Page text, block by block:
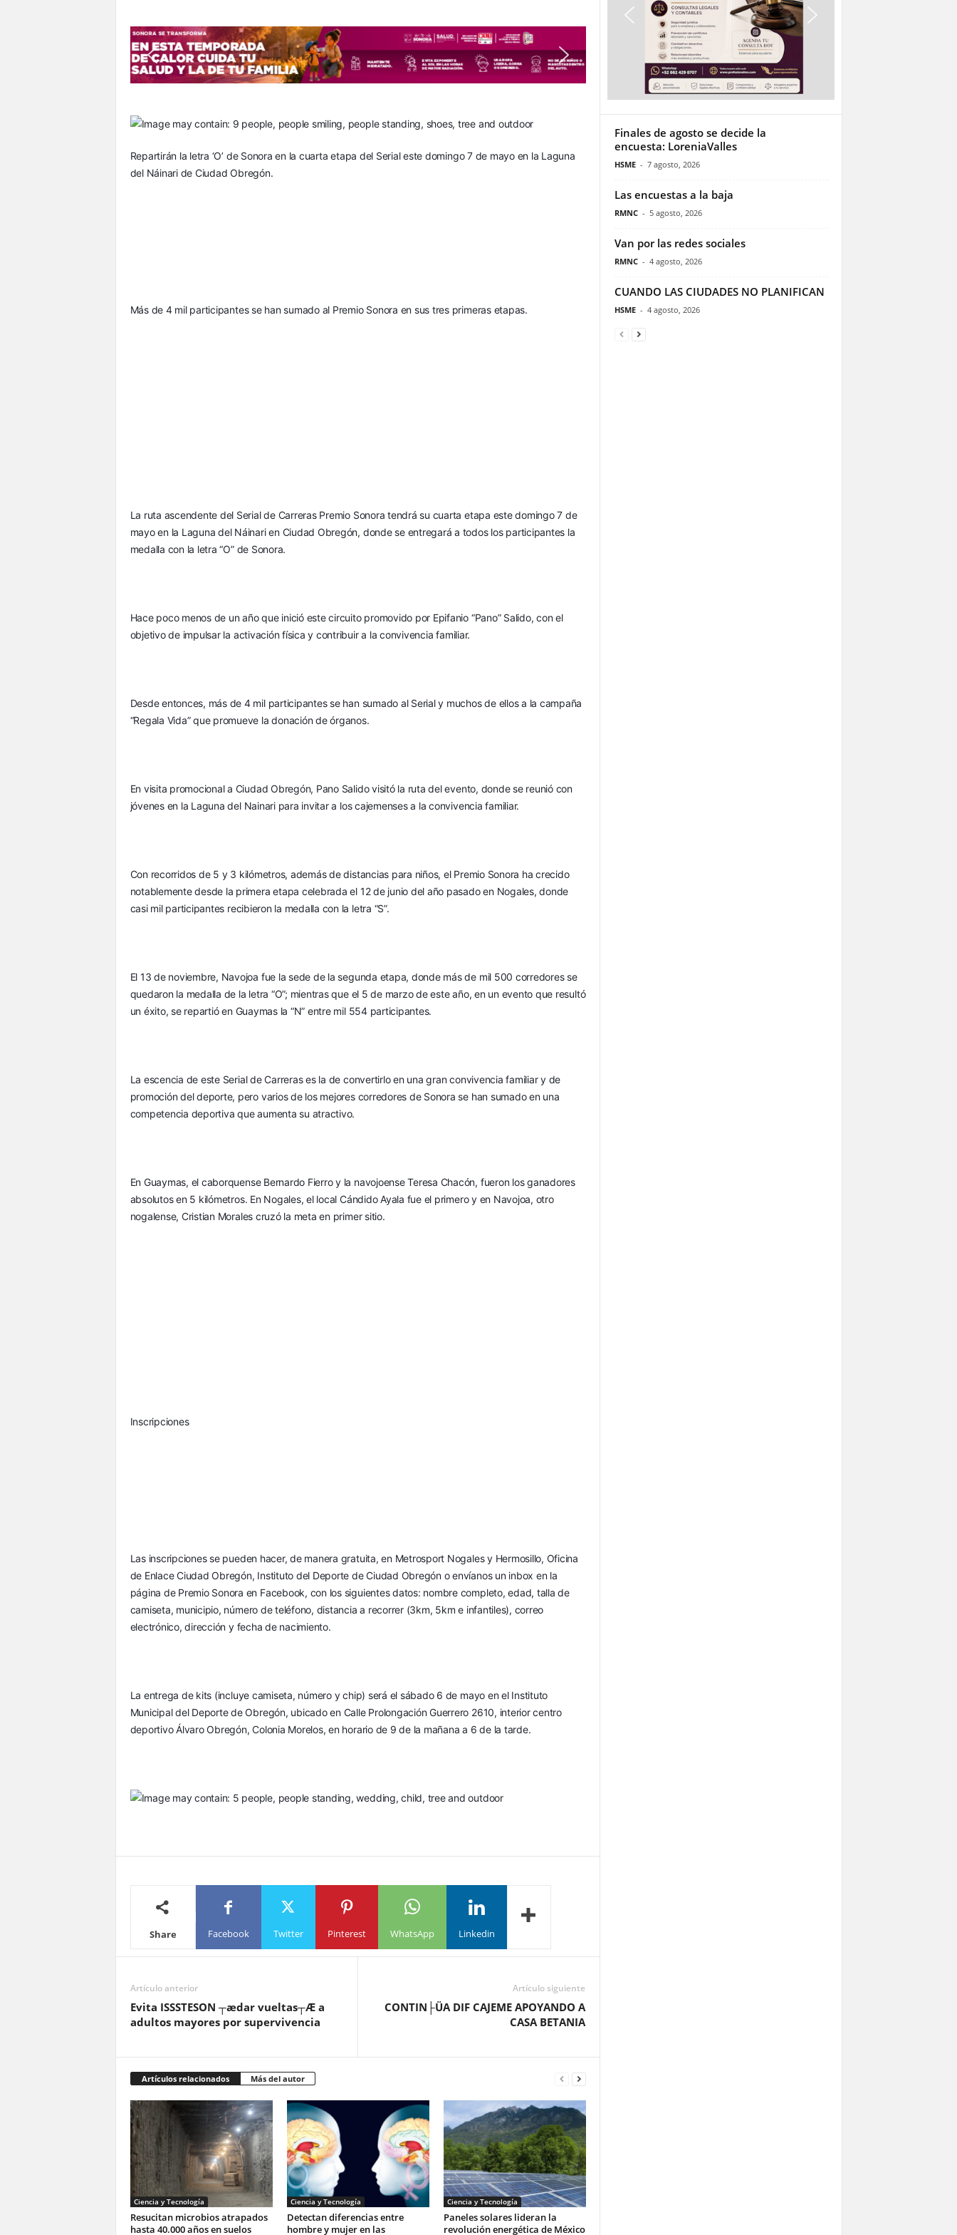
Repartirán la letra ‘O’ de Sonora en la cuarta etapa del Serial este domingo 7 de mayo en la Laguna
del Náinari de Ciudad Obregón.
Más de 4 mil participantes se han sumado al Premio Sonora en sus tres primeras etapas.
La ruta ascendente del Serial de Carreras Premio Sonora tendrá su cuarta etapa este domingo 7 de
mayo en la Laguna del Náinari en Ciudad Obregón, donde se entregará a todos los participantes la
medalla con la letra “O” de Sonora.
Hace poco menos de un año que inició este circuito promovido por Epifanio “Pano” Salido, con el
objetivo de impulsar la activación física y contribuir a la convivencia familiar.
Desde entonces, más de 4 mil participantes se han sumado al Serial y muchos de ellos a la campaña
“Regala Vida” que promueve la donación de órganos.
En visita promocional a Ciudad Obregón, Pano Salido visitó la ruta del evento, donde se reunió con
jóvenes en la Laguna del Nainari para invitar a los cajemenses a la convivencia familiar.
Con recorridos de 5 y 3 kilómetros, además de distancias para niños, el Premio Sonora ha crecido
notablemente desde la primera etapa celebrada el 12 de junio del año pasado en Nogales, donde
casi mil participantes recibieron la medalla con la letra “S”.
El 13 de noviembre, Navojoa fue la sede de la segunda etapa, donde más de mil 500 corredores se
quedaron la medalla de la letra “O”; mientras que el 5 de marzo de este año, en un evento que resultó
un éxito, se repartió en Guaymas la “N” entre mil 554 participantes.
La escencia de este Serial de Carreras es la de convertirlo en una gran convivencia familiar y de
promoción del deporte, pero varios de los mejores corredores de Sonora se han sumado en una
competencia deportiva que aumenta su atractivo.
En Guaymas, el caborquense Bernardo Fierro y la navojoense Teresa Chacón, fueron los ganadores
absolutos en 5 kilómetros. En Nogales, el local Cándido Ayala fue el primero y en Navojoa, otro
nogalense, Cristian Morales cruzó la meta en primer sitio.
Inscripciones
Las inscripciones se pueden hacer, de manera gratuita, en Metrosport Nogales y Hermosillo, Oficina
de Enlace Ciudad Obregón, Instituto del Deporte de Ciudad Obregón o envíanos un inbox en la
página de Premio Sonora en Facebook, con los siguientes datos: nombre completo, edad, talla de
camiseta, municipio, número de teléfono, distancia a recorrer (3km, 5km e infantiles), correo
electrónico, dirección y fecha de nacimiento.
La entrega de kits (incluye camiseta, número y chip) será el sábado 6 de mayo en el Instituto
Municipal del Deporte de Obregón, ubicado en Calle Prolongación Guerrero 2610, interior centro
deportivo Álvaro Obregón, Colonia Morelos, en horario de 9 de la mañana a 6 de la tarde.
Share Facebook Twitter Pinterest WhatsApp Linkedin
Artículo anterior
Evita ISSSTESON ┬ædar vueltas┬Æ a
adultos mayores por supervivencia
Artículo siguiente
CONTIN├ÜA DIF CAJEME APOYANDO A
CASA BETANIA
Artículos relacionados Más del autor
Ciencia y Tecnología
Resucitan microbios atrapados
hasta 40.000 años en suelos
Ciencia y Tecnología
Detectan diferencias entre
hombre y mujer en las
Ciencia y Tecnología
Paneles solares lideran la
revolución energética de México
Finales de agosto se decide la
encuesta: LoreniaValles
HSME - 7 agosto, 2026
Las encuestas a la baja
RMNC - 5 agosto, 2026
Van por las redes sociales
RMNC - 4 agosto, 2026
CUANDO LAS CIUDADES NO PLANIFICAN
HSME - 4 agosto, 2026